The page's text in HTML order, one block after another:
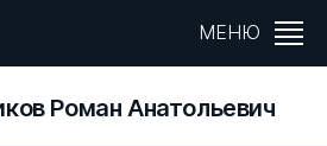
МЕНЮ
Роман Анатольевич